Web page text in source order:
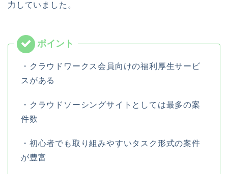
力していました。
・クラウドワークス会員向けの福利厚生サービ
スがある
・クラウドソーシングサイトとしては最多の案
件数
・初心者でも取り組みやすいタスク形式の案件
が豊富